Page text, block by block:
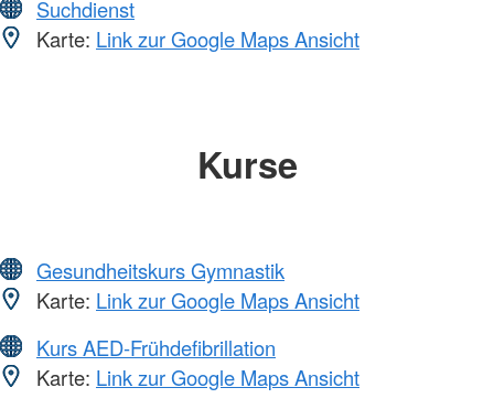
Suchdienst
Karte: Link zur Google Maps Ansicht
Kurse
Gesundheitskurs Gymnastik
Karte: Link zur Google Maps Ansicht
Kurs AED-Frühdefibrillation
Karte: Link zur Google Maps Ansicht